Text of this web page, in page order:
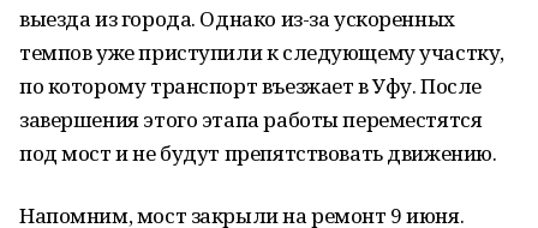
выезда из города. Однако из-за ускоренных
темпов уже приступили к следующему участку,
по которому транспорт въезжает в Уфу. После
завершения этого этапа работы переместятся
под мост и не будут препятствовать движению.
Напомним, мост закрыли на ремонт 9 июня.